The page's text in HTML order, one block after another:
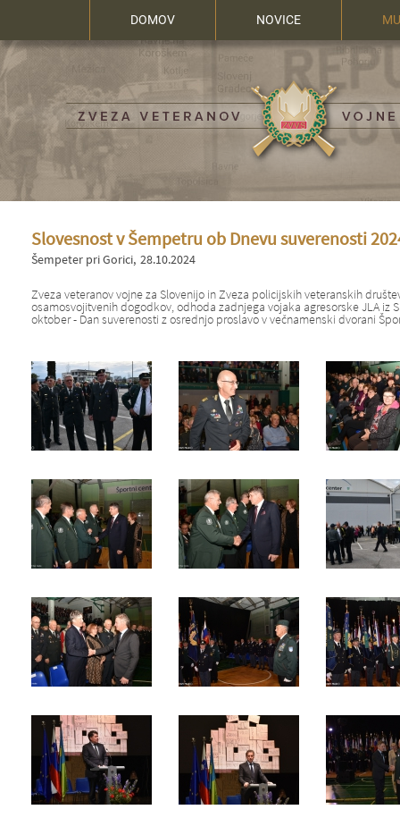
DOMOV NOVICE
Slovesnost v Šempetru ob Dnevu suverenosti
Šempeter pri Gorici 28.10.2024
Zveza veteranov vojne za Slovenijo in Zveza policijskih veteranskih
osamosvojitvenih dogodkov, odhoda zadnjega vojaka agresorske JLA iz
oktober - Dan suverenosti z osrednjo proslavo v večnamenski dvorani